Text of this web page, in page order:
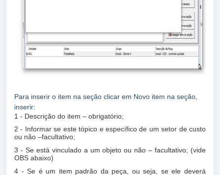
Para inserir o item na seção clicar em Novo item na seção,
inserir:
1 - Descrição do item – obrigatório;
2 - Informar se este tópico e específico de um setor de custo
ou não –facultativo;
3 - Se está vinculado a um objeto ou não – facultativo; (vide
OBS abaixo)
4 - Se é um item padrão da peça, ou seja, se ele deverá